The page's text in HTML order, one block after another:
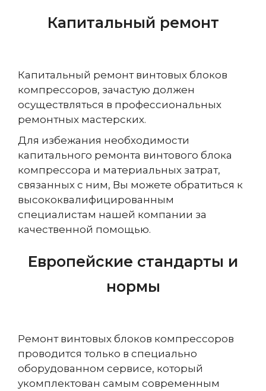
Капитальный ремонт
Капитальный ремонт винтовых блоков
компрессоров, зачастую должен
осуществляться в профессиональных
ремонтных мастерских.
Для избежания необходимости
капитального ремонта винтового блока
компрессора и материальных затрат,
связанных с ним, Вы можете обратиться к
высококвалифицированным
специалистам нашей компании за
качественной помощью.
Европейские стандарты и
нормы
Ремонт винтовых блоков компрессоров
проводится только в специально
оборудованном сервисе, который
укомплектован самым современным